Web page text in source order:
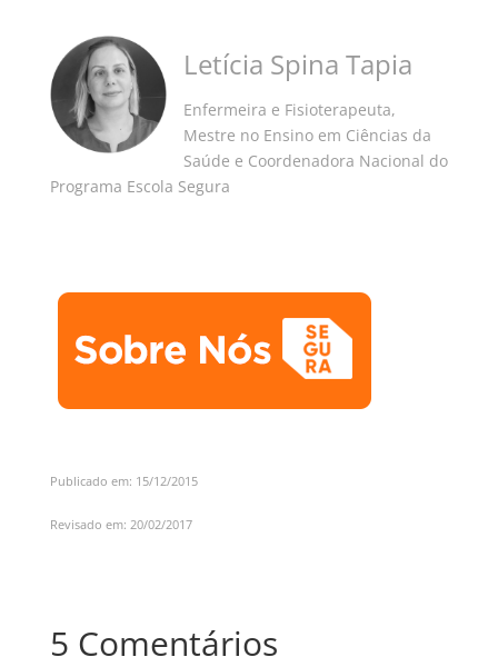
Letícia Spina Tapia
Enfermeira e Fisioterapeuta,
Mestre no Ensino em Ciências da
Saúde e Coordenadora Nacional do
Programa Escola Segura
Publicado em: 15/12/2015
Revisado em: 20/02/2017
5 Comentários